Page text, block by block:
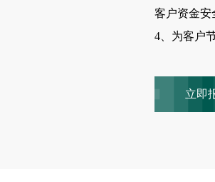
客户资金安
4、为客户
立即